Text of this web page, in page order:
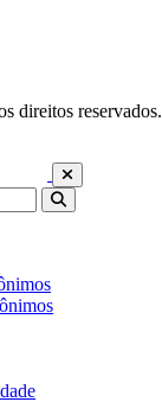
direitos reservados.